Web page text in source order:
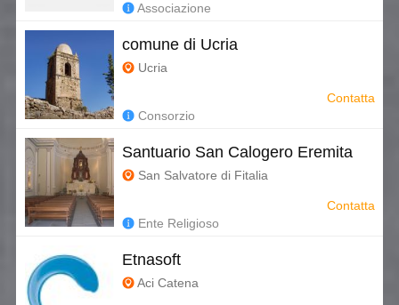
Associazione
comune di Ucria
Ucria
Consorzio
Contatta
Santuario San Calogero Eremita
San Salvatore di Fitalia
Ente Religioso
Contatta
Etnasoft
Aci Catena